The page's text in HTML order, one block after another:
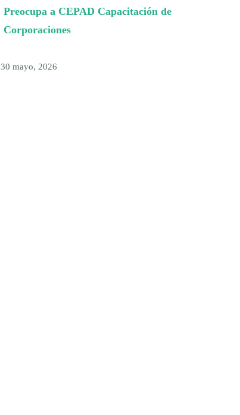
Preocupa a CEPAD Capacitación de
Corporaciones
30 mayo, 2026